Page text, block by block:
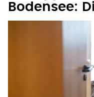
Bodensee: